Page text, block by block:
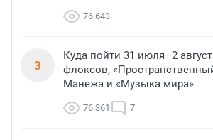
76 643
3
Куда пойти 31 июля–2
флоксов,
Манежа и «Музыка мира»
76 361 7